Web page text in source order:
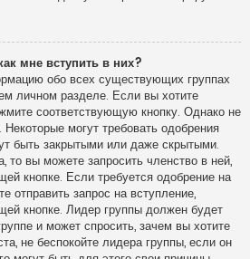
мне вступить в них?
обо всех существующих группах
личном разделе. Если вы хотите
соответствующую кнопку. Однако не
могут требовать одобрения
быть закрытыми или даже скрытыми.
то вы можете запросить членство в ней,
кнопке. Если требуется одобрение на
отправить запрос на вступление,
кнопке. Лидер группы должен будет
и может спросить, зачем вы хотите
не беспокойте лидера группы, если он